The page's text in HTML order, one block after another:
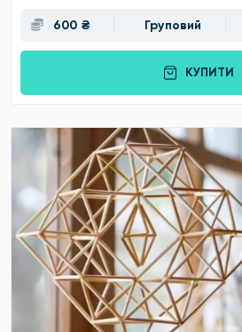
600 ₴ Груповий
КУПИТИ